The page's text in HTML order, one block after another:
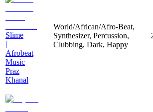
Slime
|
Afrobeat
Music
Praz
Khanal
World/African/Afro-Beat,
Synthesizer, Percussion,
Clubbing, Dark, Happy